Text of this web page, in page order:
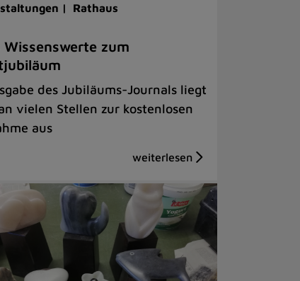
| Rathaus
Wissenswerte zum
des Jubiläums-Journals liegt
vielen Stellen zur kostenlosen
aus